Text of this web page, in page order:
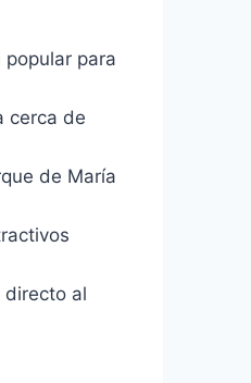
para
cerca de
de María
directo al